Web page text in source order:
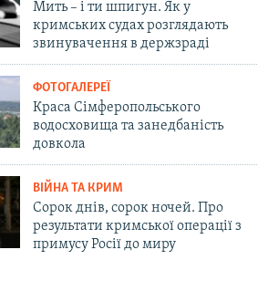
Мить – і ти шпигун. Як у
кримських судах розглядають
звинувачення в держзраді
ФОТОГАЛЕРЕЇ
Краса Сімферопольського
водосховища та занедбаність
довкола
ВІЙНА ТА КРИМ
Сорок днів, сорок ночей. Про
результати кримської операції з
примусу Росії до миру